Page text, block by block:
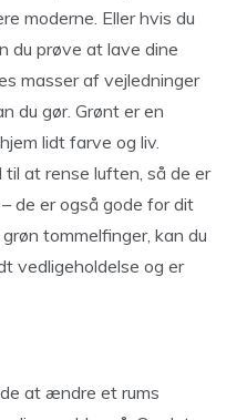
moderne. Eller hvis du
du prøve at lave dine
masser af vejledninger
du gør. Grønt er en
lidt farve og liv.
at rense luften, så de er
de er også gode for dit
tommelfinger, kan du
vedligeholdelse og er
at ændre et rums